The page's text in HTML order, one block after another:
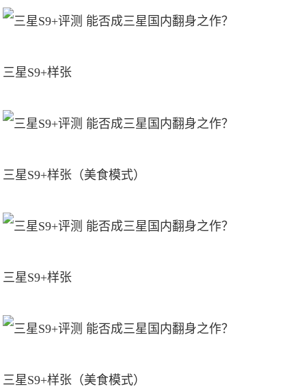
三星S9+样张
三星S9+样张（美食模式）
三星S9+样张
三星S9+样张（美食模式）